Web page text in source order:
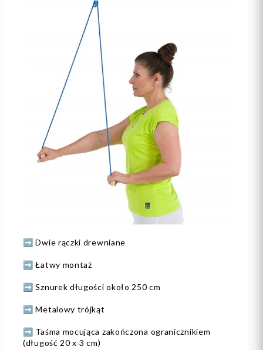
➡️ Dwie rączki drewniane
➡️ Łatwy montaż
➡️ Sznurek długości około 250 cm
➡️ Metalowy trójkąt
➡️ Taśma mocująca zakończona ogranicznikiem
(długość 20 x 3 cm)